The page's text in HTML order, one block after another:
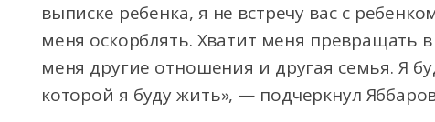
выписке ребенка, я не встречу вас с
меня оскорблять. Хватит меня превращать
меня другие отношения и другая семья. Я
которой я буду жить», — подчеркнул